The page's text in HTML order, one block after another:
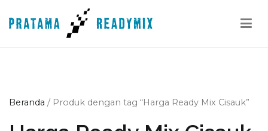
ke
Beranda / Produk dengan tag “Harga Ready Mix Cisauk”